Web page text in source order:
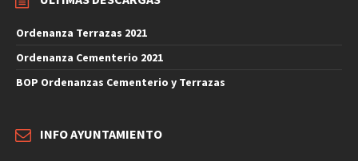
Ordenanza Terrazas 2021
Ordenanza Cementerio 2021
BOP Ordenanzas Cementerio y Terrazas
INFO AYUNTAMIENTO